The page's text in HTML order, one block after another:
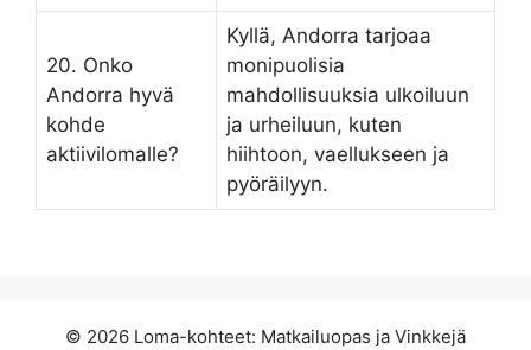
20. Onko
Andorra hyvä
kohde
aktiivilomalle?
Kyllä, Andorra tarjoaa
monipuolisia
mahdollisuuksia ulkoiluun
ja urheiluun, kuten
hiihtoon, vaellukseen ja
pyöräilyyn.
© 2026 Loma-kohteet: Matkailuopas ja Vinkkejä